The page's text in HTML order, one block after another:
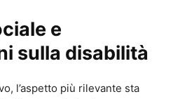
e
sulla disabilità
l’aspetto più rilevante sta